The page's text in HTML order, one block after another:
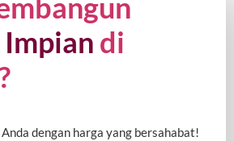
di
dengan harga yang bersahabat!